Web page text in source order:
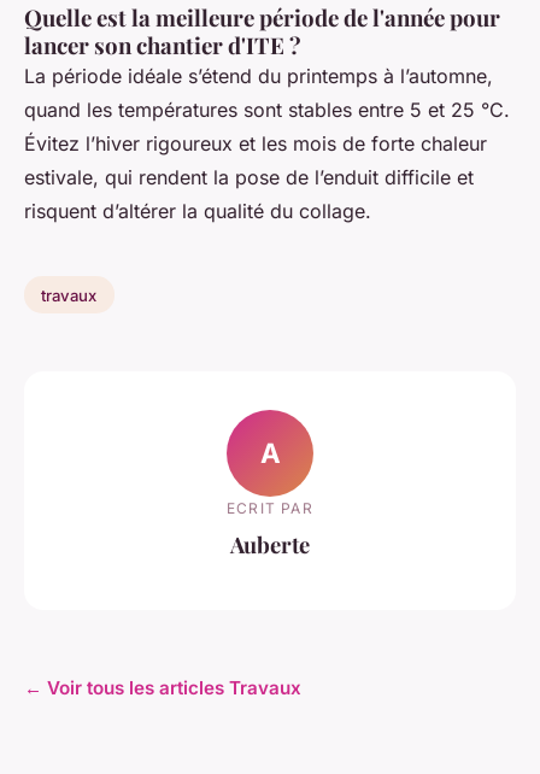
Quelle est la meilleure période de l'année pour
lancer son chantier d'ITE ?
La période idéale s’étend du printemps à l’automne,
quand les températures sont stables entre 5 et 25 °C.
Évitez l’hiver rigoureux et les mois de forte chaleur
estivale, qui rendent la pose de l’enduit difficile et
risquent d’altérer la qualité du collage.
travaux
A
ECRIT PAR
Auberte
← Voir tous les articles Travaux